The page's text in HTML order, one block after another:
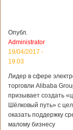
Опубл.
Administrator
19/04/2017 -
19:03
Лидер в сфере
торговли Alibaba
призывает создать
Шёлковый путь» с
оказать поддержку
малому бизнесу